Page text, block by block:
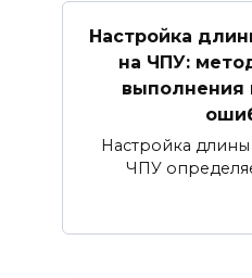
Настройка
на ЧПУ:
выполнения
Настройка
ЧПУ